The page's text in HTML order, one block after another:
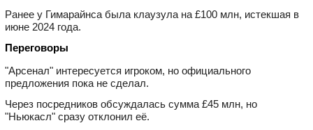
Ранее у Гимарайнса была клаузула на £100 млн, истекшая в
июне 2024 года.
Переговоры
"Арсенал" интересуется игроком, но официального
предложения пока не сделал.
Через посредников обсуждалась сумма £45 млн, но
"Ньюкасл" сразу отклонил её.